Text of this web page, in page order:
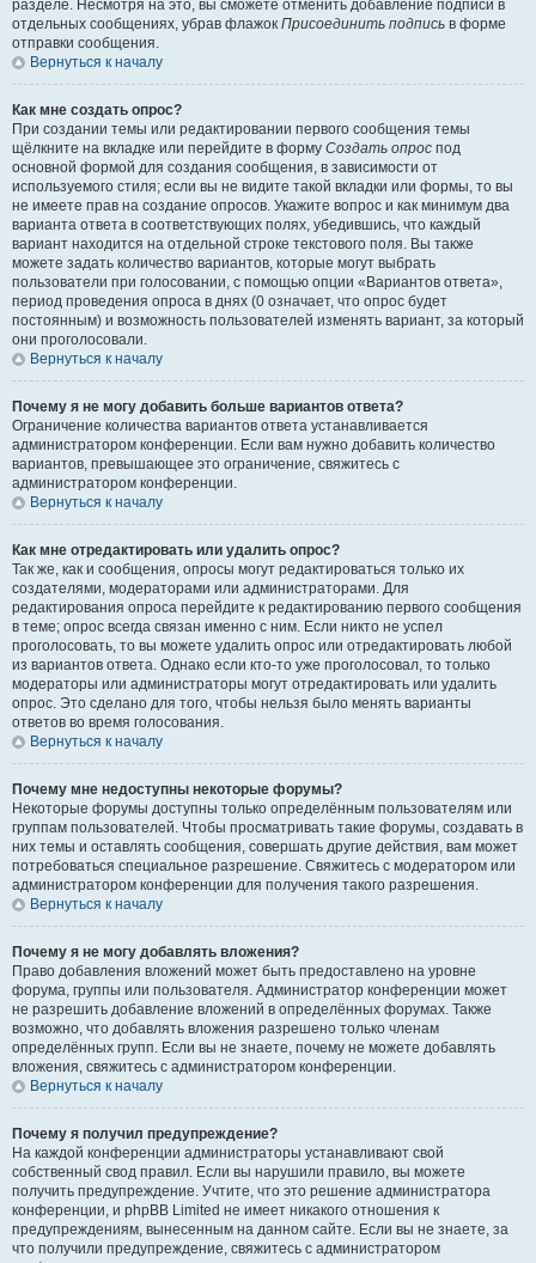
разделе. Несмотря на это, вы сможете отменить добавление подписи в
отдельных сообщениях, убрав флажок Присоединить подпись в форме
отправки сообщения.
Вернуться к началу
Как мне создать опрос?
При создании темы или редактировании первого сообщения темы
щёлкните на вкладке или перейдите в форму Создать опрос под
основной формой для создания сообщения, в зависимости от
используемого стиля; если вы не видите такой вкладки или формы, то вы
не имеете прав на создание опросов. Укажите вопрос и как минимум два
варианта ответа в соответствующих полях, убедившись, что каждый
вариант находится на отдельной строке текстового поля. Вы также
можете задать количество вариантов, которые могут выбрать
пользователи при голосовании, с помощью опции «Вариантов ответа»,
период проведения опроса в днях (0 означает, что опрос будет
постоянным) и возможность пользователей изменять вариант, за который
они проголосовали.
Вернуться к началу
Почему я не могу добавить больше вариантов ответа?
Ограничение количества вариантов ответа устанавливается
администратором конференции. Если вам нужно добавить количество
вариантов, превышающее это ограничение, свяжитесь с
администратором конференции.
Вернуться к началу
Как мне отредактировать или удалить опрос?
Так же, как и сообщения, опросы могут редактироваться только их
создателями, модераторами или администраторами. Для
редактирования опроса перейдите к редактированию первого сообщения
в теме; опрос всегда связан именно с ним. Если никто не успел
проголосовать, то вы можете удалить опрос или отредактировать любой
из вариантов ответа. Однако если кто-то уже проголосовал, то только
модераторы или администраторы могут отредактировать или удалить
опрос. Это сделано для того, чтобы нельзя было менять варианты
ответов во время голосования.
Вернуться к началу
Почему мне недоступны некоторые форумы?
Некоторые форумы доступны только определённым пользователям или
группам пользователей. Чтобы просматривать такие форумы, создавать в
них темы и оставлять сообщения, совершать другие действия, вам может
потребоваться специальное разрешение. Свяжитесь с модератором или
администратором конференции для получения такого разрешения.
Вернуться к началу
Почему я не могу добавлять вложения?
Право добавления вложений может быть предоставлено на уровне
форума, группы или пользователя. Администратор конференции может
не разрешить добавление вложений в определённых форумах. Также
возможно, что добавлять вложения разрешено только членам
определённых групп. Если вы не знаете, почему не можете добавлять
вложения, свяжитесь с администратором конференции.
Вернуться к началу
Почему я получил предупреждение?
На каждой конференции администраторы устанавливают свой
собственный свод правил. Если вы нарушили правило, вы можете
получить предупреждение. Учтите, что это решение администратора
конференции, и phpBB Limited не имеет никакого отношения к
предупреждениям, вынесенным на данном сайте. Если вы не знаете, за
что получили предупреждение, свяжитесь с администратором